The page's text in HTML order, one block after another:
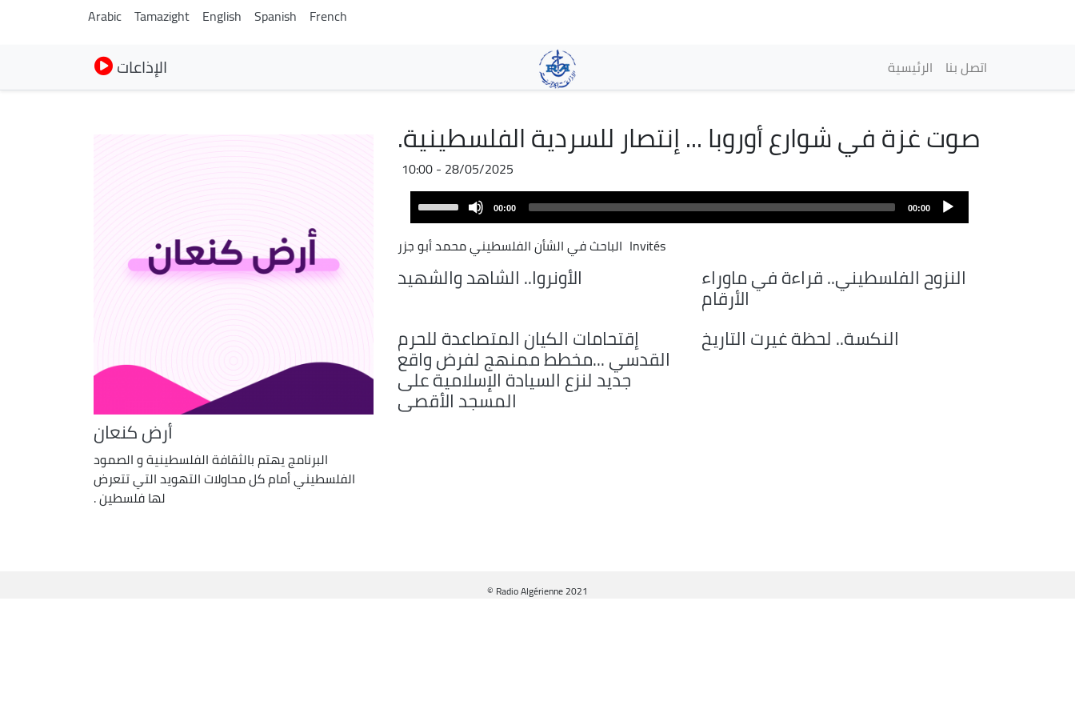
contenido
principal
Arabic Tamazight English Spanish French
الإذاعات Navegación
الرئيسية اتصل بنا
صوت غزة في شوارع أوروبا ... إنتصار للسردية الفلسطينية.
28/05/2025 - 10:00
Player
00:00
00:00
keys
to
decrease
volume.
Invités الباحث في الشأن الفلسطيني محمد أبو جزر
النزوح الفلسطيني.. قراءة في ماوراء
الأرقام
الأونروا.. الشاهد والشهيد
النكسة.. لحظة غيرت التاريخ
إقتحامات الكيان المتصاعدة للحرم
القدسي ...مخطط ممنهج لفرض واقع
جديد لنزع السيادة الإسلامية على
المسجد الأقصى
أرض كنعان
البرنامج يهتم بالثقافة الفلسطينية و الصمود
الفلسطيني أمام كل محاولات التهويد التي تتعرض
لها فلسطين .
© Radio Algérienne 2021